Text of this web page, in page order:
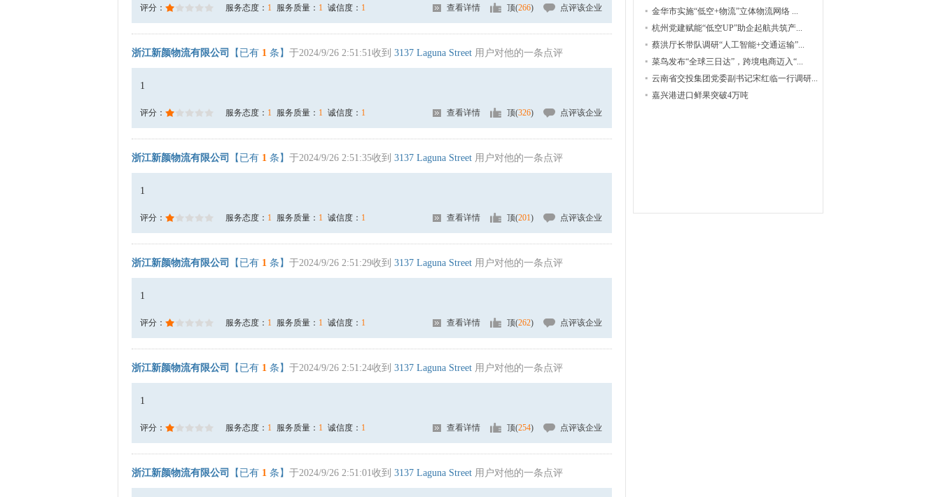
评分： 服务态度： 1 服务质量： 1 诚信度： 1 查看详情 顶(266) 点评该企业
浙江新颜物流有限公司 【已有 1 条】 于2024/9/26 2:51:51收到 3137 Laguna Street 用户对他的一条点评
1
评分： 服务态度： 1 服务质量： 1 诚信度： 1 查看详情 顶(326) 点评该企业
浙江新颜物流有限公司 【已有 1 条】 于2024/9/26 2:51:35收到 3137 Laguna Street 用户对他的一条点评
1
评分： 服务态度： 1 服务质量： 1 诚信度： 1 查看详情 顶(201) 点评该企业
浙江新颜物流有限公司 【已有 1 条】 于2024/9/26 2:51:29收到 3137 Laguna Street 用户对他的一条点评
1
评分： 服务态度： 1 服务质量： 1 诚信度： 1 查看详情 顶(262) 点评该企业
浙江新颜物流有限公司 【已有 1 条】 于2024/9/26 2:51:24收到 3137 Laguna Street 用户对他的一条点评
1
评分： 服务态度： 1 服务质量： 1 诚信度： 1 查看详情 顶(254) 点评该企业
浙江新颜物流有限公司 【已有 1 条】 于2024/9/26 2:51:01收到 3137 Laguna Street 用户对他的一条点评
金华市实施“低空+物流”立体物流网络 ...
杭州党建赋能“低空UP”助企起航共筑产...
蔡洪厅长带队调研“人工智能+交通运输”...
菜鸟发布“全球三日达”，跨境电商迈入“...
云南省交投集团党委副书记宋红临一行调研...
嘉兴港进口鲜果突破4万吨